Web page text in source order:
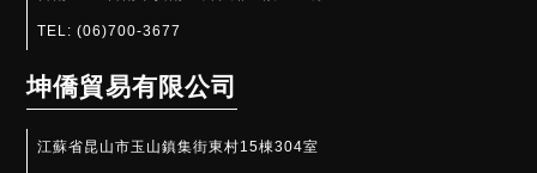
TEL:(06)700-3677
坤僑貿易有限公司
江蘇省昆山市玉山鎮集街東村15棟304室